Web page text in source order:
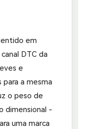
em
DTC da
e
a mesma
o peso de
dimensional -
uma marca